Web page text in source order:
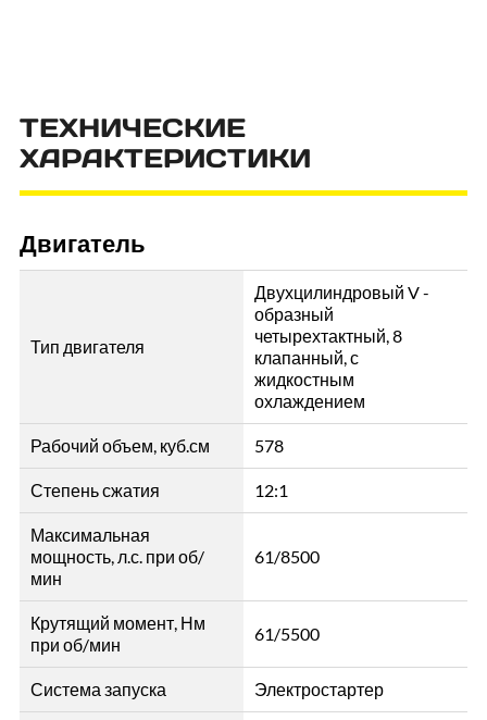
ТЕХНИЧЕСКИЕ
ХАРАКТЕРИСТИКИ
Двигатель
Тип двигателя
Двухцилиндровый V -
образный
четырехтактный, 8
клапанный, с
жидкостным
охлаждением
Рабочий объем, куб.см 578
Степень сжатия 12:1
Максимальная
мощность, л.с. при об/
мин
61/8500
Крутящий момент, Нм
при об/мин
61/5500
Система запуска Электростартер